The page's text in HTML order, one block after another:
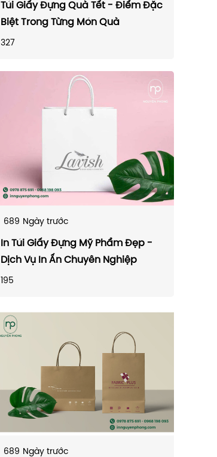
Túi Giấy Đựng Quà Tết - Điểm Đặc
Biệt Trong Từng Món Quà
327
689 Ngày trước
In Túi Giấy Đựng Mỹ Phẩm Đẹp -
Dịch Vụ In Ấn Chuyên Nghiệp
195
689 Ngày trước